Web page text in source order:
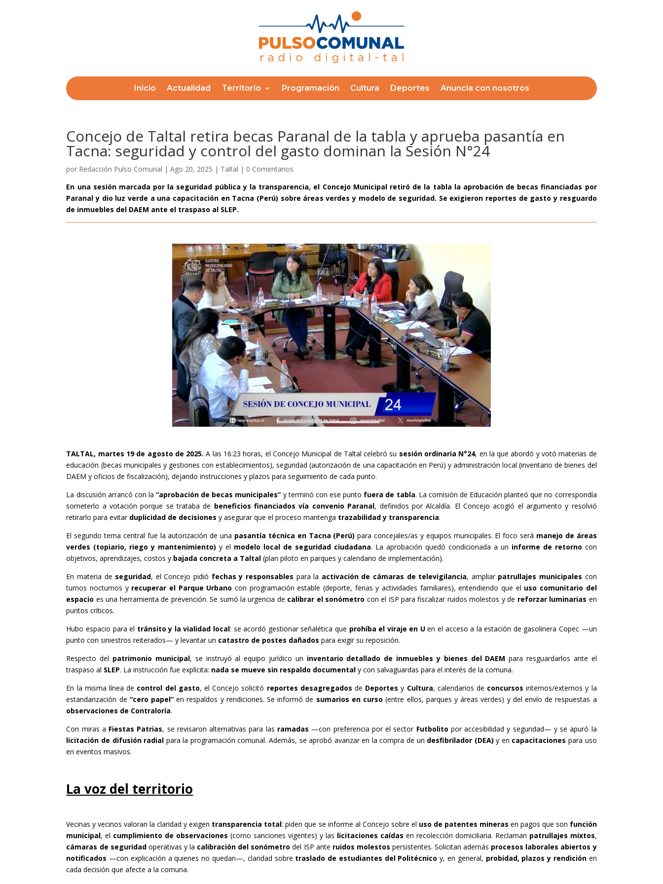
Inicio Actualidad Territorio Programación Cultura Deportes Anuncia con nosotros
Concejo de Taltal retira becas Paranal de la tabla y aprueba pasantía en
Tacna: seguridad y control del gasto dominan la Sesión N°24
por Redacción Pulso Comunal |Ago 20, 2025 | Taltal | 0 Comentarios
En una sesión marcada por la seguridad pública y la transparencia, el Concejo Municipal retiró de la tabla la aprobación de becas financiadas por
Paranal y dio luz verde a una capacitación en Tacna (Perú) sobre áreas verdes y modelo de seguridad. Se exigieron reportes de gasto y resguardo
de inmuebles del DAEM ante el traspaso al SLEP.
TALTAL, martes 19 de agosto de 2025. A las 16:23 horas, el Concejo Municipal de Taltal celebró su sesión ordinaria N°24, en la que abordó y votó materias de
educación (becas municipales y gestiones con establecimientos), seguridad (autorización de una capacitación en Perú) y administración local (inventario de bienes del
DAEM y oficios de fiscalización), dejando instrucciones y plazos para seguimiento de cada punto.
La discusión arrancó con la“aprobación de becas municipales” y terminó con ese punto fuera de tabla. La comisión de Educación planteó que no correspondía
someterlo a votación porque se trataba de beneficios financiados vía convenio Paranal, definidos por Alcaldía. El Concejo acogió el argumento y resolvió
retirarlo para evitar duplicidad de decisiones y asegurar que el proceso mantenga trazabilidad y transparencia.
El segundo tema central fue la autorización de una pasantía técnica en Tacna (Perú) para concejales/as y equipos municipales. El foco será manejo de áreas
verdes (topiario, riego y mantenimiento) y el modelo local de seguridad ciudadana. La aprobación quedó condicionada a un informe de retorno con
objetivos, aprendizajes, costos y bajada concreta a Taltal (plan piloto en parques y calendario de implementación).
En materia de seguridad, el Concejo pidió fechas y responsables para la activación de cámaras de televigilancia, ampliar patrullajes municipales con
turnos nocturnos y recuperar el Parque Urbano con programación estable (deporte, ferias y actividades familiares), entendiendo que el uso comunitario del
espacio es una herramienta de prevención. Se sumó la urgencia de calibrar el sonómetro con el ISP para fiscalizar ruidos molestos y de reforzar luminarias en
puntos críticos.
Hubo espacio para el tránsito y la vialidad local: se acordó gestionar señalética que prohíba el viraje en Uen el acceso a la estación de gasolinera Copec —un
punto con siniestros reiterados— y levantar un catastro de postes dañados para exigir su reposición.
Respecto del patrimonio municipal, se instruyó al equipo jurídico un inventario detallado de inmuebles y bienes del DAEM para resguardarlos ante el
traspaso al SLEP. La instrucción fue explícita: nada se mueve sin respaldo documental y con salvaguardas para el interés de la comuna.
En la misma línea de control del gasto, el Concejo solicitó reportes desagregados de Deportes y Cultura, calendarios de concursos internos/externos y la
estandarización de “cero papel” en respaldos y rendiciones. Se informó de sumarios en curso (entre ellos, parques y áreas verdes) y del envío de respuestas a
observaciones de Contraloría.
Con miras a Fiestas Patrias, se revisaron alternativas para las ramadas —con preferencia por el sector Futbolito por accesibilidad y seguridad— y se apuró la
licitación de difusión radial para la programación comunal. Además, se aprobó avanzar en la compra de un desfibrilador (DEA) y en capacitaciones para uso
en eventos masivos.
La voz del territorio
Vecinas y vecinos valoran la claridad y exigen transparencia total: piden que se informe al Concejo sobre el uso de patentes mineras en pagos que son función
municipal, el cumplimiento de observaciones (como sanciones vigentes) y las licitaciones caídas en recolección domiciliaria. Reclaman patrullajes mixtos,
cámaras de seguridadoperativas y la calibración del sonómetro del ISP ante ruidos molestos persistentes. Solicitan además procesos laborales abiertos y
notificados —con explicación a quienes no quedan—, claridad sobre traslado de estudiantes del Politécnico y, en general, probidad, plazos y rendiciónen
cada decisión que afecte a la comuna.